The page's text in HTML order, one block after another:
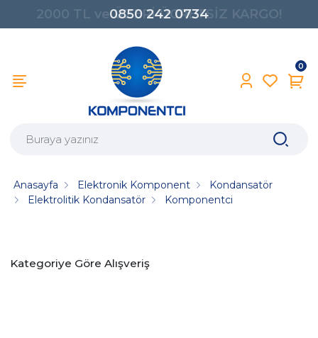
0850 242 0734
0
Anasayfa Elektronik Komponent
Kondansatör
Elektrolitik Kondansatör
Komponentci
Kategoriye Göre Alışveriş